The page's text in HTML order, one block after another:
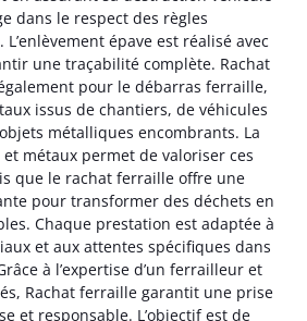
dans le respect des règles
épave est réalisé avec
une traçabilité complète. Rachat
pour le débarras ferraille,
issus de chantiers, de véhicules
métalliques encombrants. La
métaux permet de valoriser ces
que le rachat ferraille offre une
pour transformer des déchets en
Chaque prestation est adaptée à
et aux attentes spécifiques dans
à l’expertise d’un ferrailleur et
Rachat ferraille garantit une prise
et responsable. L’objectif est de